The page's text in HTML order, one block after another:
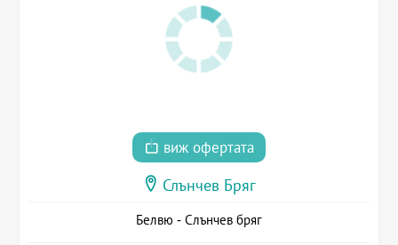
виж офертата
Слънчев Бряг
Белвю - Слънчев бряг